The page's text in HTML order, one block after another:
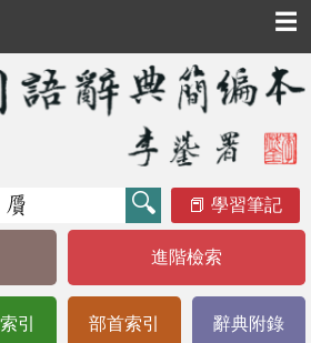
☰
學習筆記
進階檢索
引 部首索引 辭典附錄